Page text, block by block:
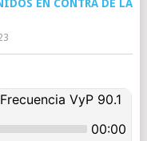
EN CONTRA DE LA